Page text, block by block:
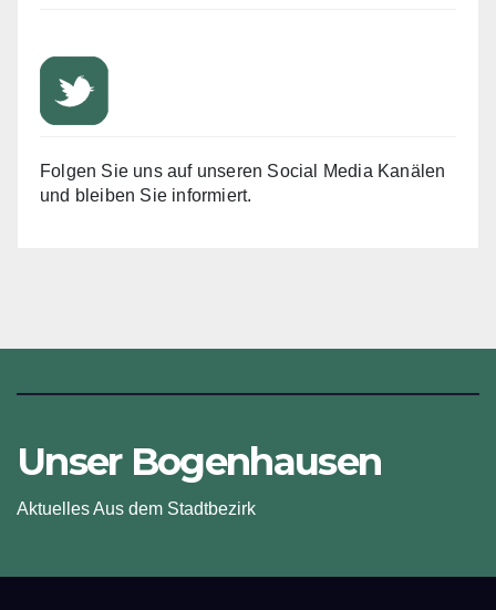
Folgen Sie uns auf unseren Social Media Kanälen
und bleiben Sie informiert.
Unser Bogenhausen
Aktuelles Aus dem Stadtbezirk